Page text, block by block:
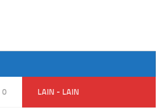
0 LAIN - LAIN